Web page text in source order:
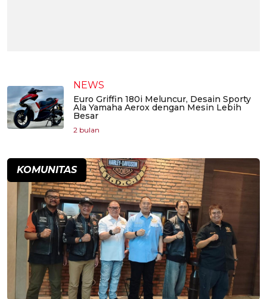
NEWS
Euro Griffin 180i Meluncur, Desain Sporty
Ala Yamaha Aerox dengan Mesin Lebih
Besar
2 bulan
KOMUNITAS